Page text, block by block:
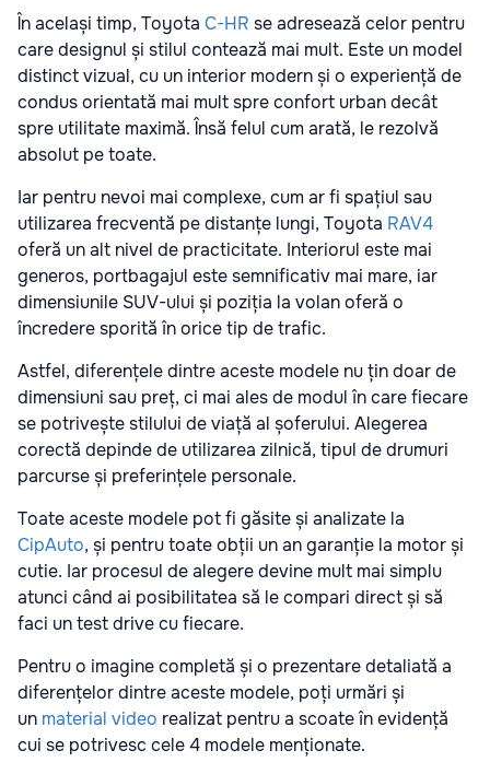
În același timp, Toyota C-HR se adresează celor pentru
care designul și stilul contează mai mult. Este un model
distinct vizual, cu un interior modern și o experiență de
condus orientată mai mult spre confort urban decât
spre utilitate maximă. Însă felul cum arată, le rezolvă
absolut pe toate.
Iar pentru nevoi mai complexe, cum ar fi spațiul sau
utilizarea frecventă pe distanțe lungi, Toyota RAV4
oferă un alt nivel de practicitate. Interiorul este mai
generos, portbagajul este semnificativ mai mare, iar
dimensiunile SUV-ului și poziția la volan oferă o
încredere sporită în orice tip de trafic.
Astfel, diferențele dintre aceste modele nu țin doar de
dimensiuni sau preț, ci mai ales de modul în care fiecare
se potrivește stilului de viață al șoferului. Alegerea
corectă depinde de utilizarea zilnică, tipul de drumuri
parcurse și preferințele personale.
Toate aceste modele pot fi găsite și analizate la
CipAuto, și pentru toate obții un an garanție la motor și
cutie. Iar procesul de alegere devine mult mai simplu
atunci când ai posibilitatea să le compari direct și să
faci un test drive cu fiecare.
Pentru o imagine completă și o prezentare detaliată a
diferențelor dintre aceste modele, poți urmări și
un material video realizat pentru a scoate în evidență
cui se potrivesc cele 4 modele menționate.